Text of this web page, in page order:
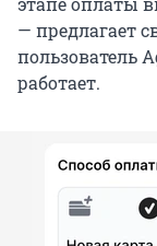
— предлагает
пользователь
работает.